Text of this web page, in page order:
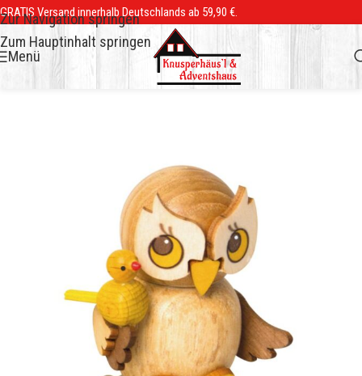
Zur Navigation springen
Zum Hauptinhalt springen
GRATIS Versand innerhalb Deutschlands ab 59,90 €.
Menü